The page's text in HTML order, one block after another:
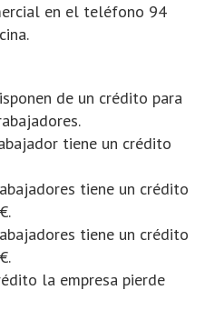
en el teléfono 94
de un crédito para
tiene un crédito
tiene un crédito
tiene un crédito
la empresa pierde